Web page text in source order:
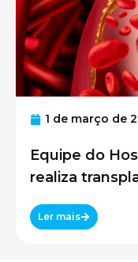
1 de março de
Equipe do
realiza
Ler mais